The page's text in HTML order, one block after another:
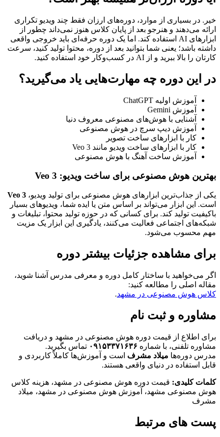
خیر. در بسیاری از موارد، دوره‌های ارزان فقط چند ویدیو تکراری
ارائه می‌دهند و هنرجو بعد از پایان کلاس هنوز نمی‌داند چطور از
ابزارهای AI استفاده کند. اما یک دوره حرفه‌ای باید خروجی واقعی
داشته باشد؛ یعنی شما بتوانید بعد از دوره، محتوا تولید کنید، سرعت
کارتان را بالا ببرید و از AI در کسب‌وکار خود استفاده کنید.
در این دوره چه مهارت‌هایی یاد می‌گیرید؟
آموزش اولیه ChatGPT
آموزش Gemini
آشنایی با هوش‌های مصنوعی معروف دنیا
آموزش دیپ سرچ در هوش مصنوعی
کار با ابزارهای ساخت تصویر
کار با ابزارهای ساخت ویدیو مانند Veo 3
آموزش ساخت آهنگ با هوش مصنوعی
بهترین هوش مصنوعی برای ساخت ویدیو: Veo 3
یکی از جذاب‌ترین ابزارهای هوش مصنوعی برای تولید ویدیو، Veo 3
است. این ابزار می‌تواند بر اساس متن یا ایده شما، ویدیوهای بسیار
باکیفیت تولید کند. برای کسانی که در حوزه تولید محتوا، تبلیغات و
شبکه‌های اجتماعی فعالیت می‌کنند، یادگیری این ابزار یک مزیت
مهم محسوب می‌شود.
برای مشاهده جزئیات بیشتر دوره
اگر می‌خواهید با ساختار کامل دوره و معرفی مدرس آشنا شوید،
مقاله اصلی را مطالعه کنید:
کلاس هوش مصنوعی در مشهد.
مشاوره و ثبت نام
برای اطلاع از قیمت دوره هوش مصنوعی در مشهد و دریافت
مشاوره تلفنی، با شماره ۰۹۱۵۳۳۷۱۶۳۶ تماس بگیرید.
مدرس دوره‌ها میلاد مشرف است و آموزش‌ها کاملاً کاربردی و
قابل استفاده در دنیای واقعی هستند.
کلمات کلیدی: قیمت دوره هوش مصنوعی در مشهد، هزینه کلاس
هوش مصنوعی مشهد، آموزش هوش مصنوعی در مشهد، میلاد
مشرف
پست های مرتبط